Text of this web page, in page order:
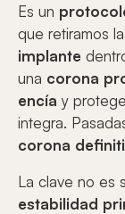
Es un
que retiramos
implante
una corona
encía y
integra.
corona
La clave no es
estabilidad